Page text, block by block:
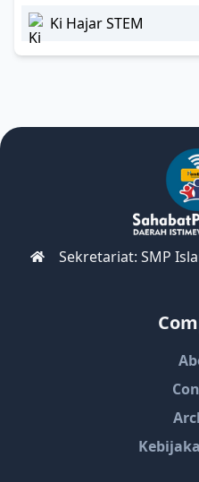
Ki Hajar STEM
Sekretariat: SMP